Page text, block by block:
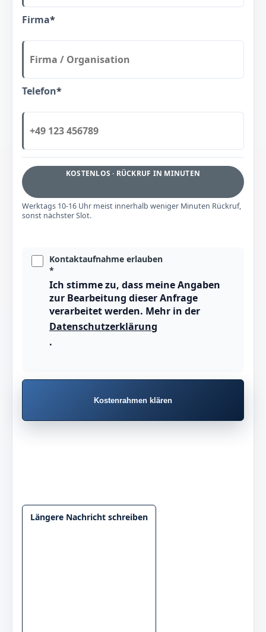
Firma*
Telefon*
KOSTENLOS · RÜCKRUF IN MINUTEN
Werktags 10-16 Uhr meist innerhalb weniger Minuten Rückruf,
sonst nächster Slot.
Kontaktaufnahme erlauben
*
Ich stimme zu, dass meine Angaben
zur Bearbeitung dieser Anfrage
verarbeitet werden. Mehr in der
Datenschutzerklärung
.
Kostenrahmen klären
Längere Nachricht schreiben